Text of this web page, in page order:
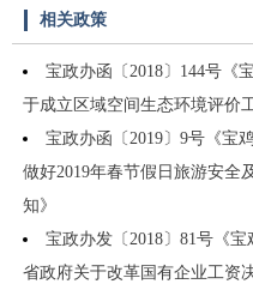
相关政策
宝政办函〔2018〕144号《
于成立区域空间生态环境评价
宝政办函〔2019〕9号《宝
做好2019年春节假日旅游安全
知》
宝政办发〔2018〕81号《
省政府关于改革国有企业工资